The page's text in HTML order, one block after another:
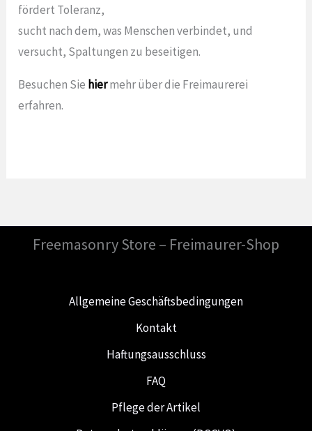
fördert Toleranz,
sucht nach dem, was Menschen verbindet, und
versucht, Spaltungen zu beseitigen.
Besuchen Sie hiermehr über die Freimaurerei
erfahren.
Freemasonry Store – Freimaurer-Shop
Allgemeine Geschäftsbedingungen
Kontakt
Haftungsausschluss
FAQ
Pflege der Artikel